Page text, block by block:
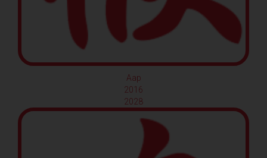
Aap
2016
2028